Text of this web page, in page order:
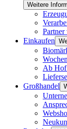
Weitere
Partner
Einkaufen
Ab
Großhandel